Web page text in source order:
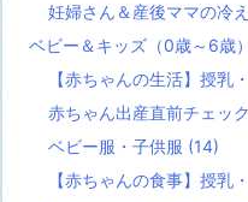
妊婦さん＆産後ママの冷
ベビー＆キッズ（0歳～6歳）
【赤ちゃんの生活】授乳
赤ちゃん出産直前チェッ
ベビー服・子供服 (14)
【赤ちゃんの食事】授乳